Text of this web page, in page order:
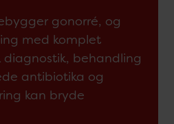
gonorré, og
med komplet
diagnostik, behandling
antibiotika og
kan bryde